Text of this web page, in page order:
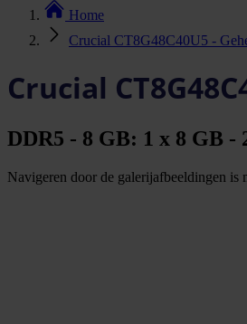
Home
Crucial CT8G48C40U5 -
Crucial
DDR5 - 8 GB: 1 x 8 GB -
Navigeren door de galerijafbeeldingen is